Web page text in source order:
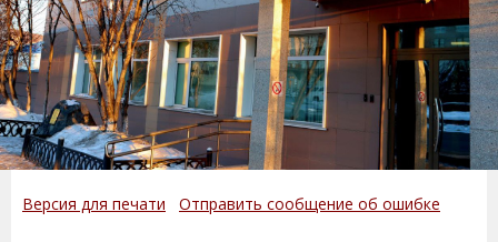
Версия для печати Отправить сообщение об ошибке